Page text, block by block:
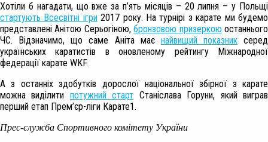
Хотіли б нагадати, що вже за п’ять місяців – 20 липня – у Польщі
стартують Всесвітні ігри 2017 року. На турнірі з карате ми будемо
представлені Анітою Серьогіною,бронзовою призеркою останнього
ЧС. Відзначимо, що саме Аніта має найвищий показниксеред
українських каратистів в оновленому рейтингу Міжнародної
федерації карате WKF.
А з останніх здобутків дорослої національної збірної з карате
можна виділити потужний старт Станіслава Горуни, який виграв
перший етап Прем’єр-ліги Карате1.
Прес-служба Спортивного комітету України